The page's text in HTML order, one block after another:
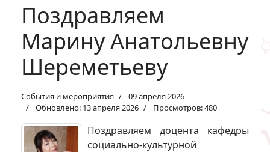
Поздравляем
Марину Анатольевну
Шереметьеву
События и мероприятия
09 апреля 2026
Обновлено: 13 апреля 2026
Просмотров: 480
Поздравляем доцента кафедры
социально-культурной